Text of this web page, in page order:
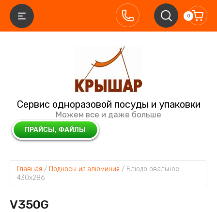
Сервис одноразовой посуды и упаковки
Можем все и даже больше
0
Главная / Подносы из алюминия / Блюдо овальное
430х286
V350G